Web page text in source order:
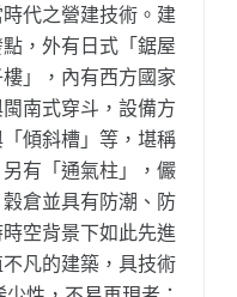
代之營建技術。建
，外有日式「鋸屋
」，內有西方國家
南式穿斗，設備方
傾斜槽」等，堪稱
有「通氣柱」，儼
倉並具有防潮、防
空背景下如此先進
凡的建築，具技術